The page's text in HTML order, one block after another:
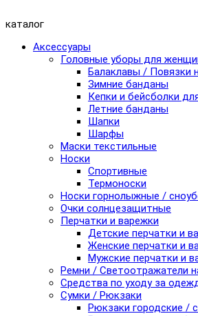
каталог
Аксессуары
Головные уборы для
Балаклавы / Повязки
Зимние банданы
Кепки и бейсболки
Летние банданы
Шапки
Шарфы
Маски текстильные
Носки
Спортивные
Термоноски
Носки горнолыжные /
Очки солнцезащитные
Перчатки и варежки
Детские перчатки и
Женские перчатки и
Мужские перчатки и
Ремни / Светоотражатели
Средства по уходу за
Сумки / Рюкзаки
Рюкзаки городские /